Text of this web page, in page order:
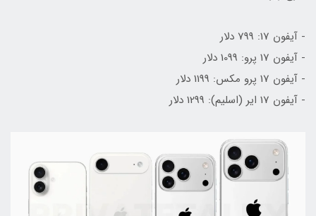
- آیفون 17: 799 دلار
- آیفون 17 پرو: 1099 دلار
- آیفون 17 پرو مکس: 1199 دلار
- آیفون 17 ایر (اسلیم): 1299 دلار